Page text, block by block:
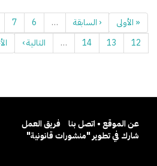
« الأولى ‹ السابقة …
6
7
12
13
14
… التالية ›
عن الموقع • اتصل بنا
فريق العمل
شارك في تطوير "منشورات قانونية"